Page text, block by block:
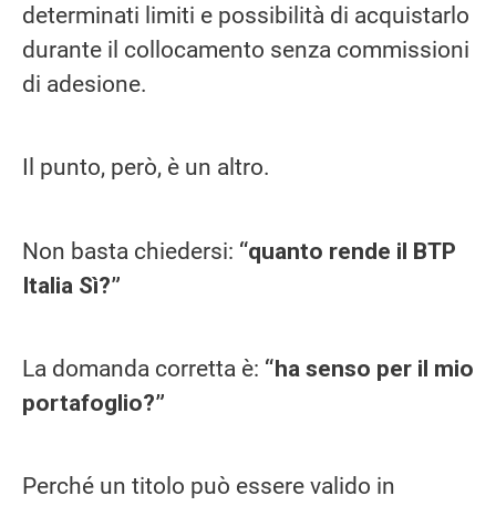
determinati limiti e possibilità di acquistarlo
durante il collocamento senza commissioni
di adesione.
Il punto, però, è un altro.
Non basta chiedersi: “quanto rende il BTP
Italia Sì?”
La domanda corretta è: “ha senso per il mio
portafoglio?”
Perché un titolo può essere valido in